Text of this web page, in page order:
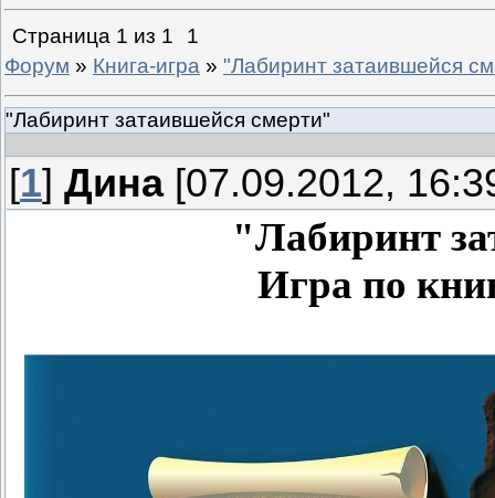
Страница 1 из 1
1
Форум » Книга-игра » "Лабиринт затаившейся
"Лабиринт затаившейся смерти"
[1] Дина[07.09.2012,
"Лабиринт
Игра по